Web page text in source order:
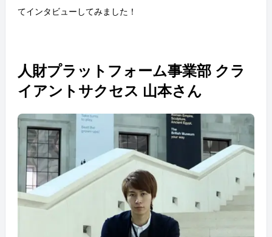
てインタビューしてみました！
人財プラットフォーム事業部 クラ
イアントサクセス 山本さん